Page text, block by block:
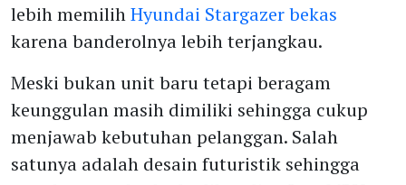
lebih memilihHyundai Stargazer bekas
karena banderolnya lebih terjangkau.
Meski bukan unit baru tetapi beragam
keunggulan masih dimiliki sehingga cukup
menjawab kebutuhan pelanggan. Salah
satunya adalah desain futuristik sehingga